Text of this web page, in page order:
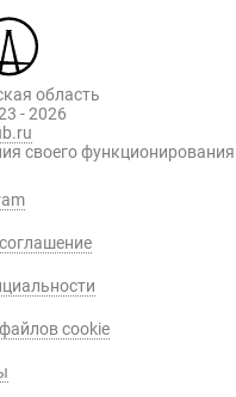
область
- 2026
своего функционирования
cookie